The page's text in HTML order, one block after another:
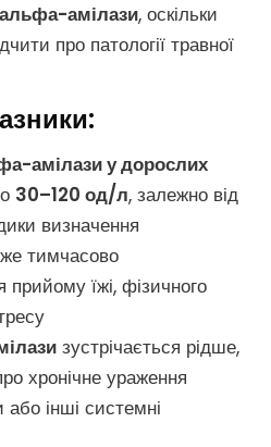
амілази, оскільки
про патології травної
амілази у дорослих
30–120 од/л, залежно від
визначення
тимчасово
прийому їжі, фізичного
зустрічається рідше,
хронічне ураження
або інші системні